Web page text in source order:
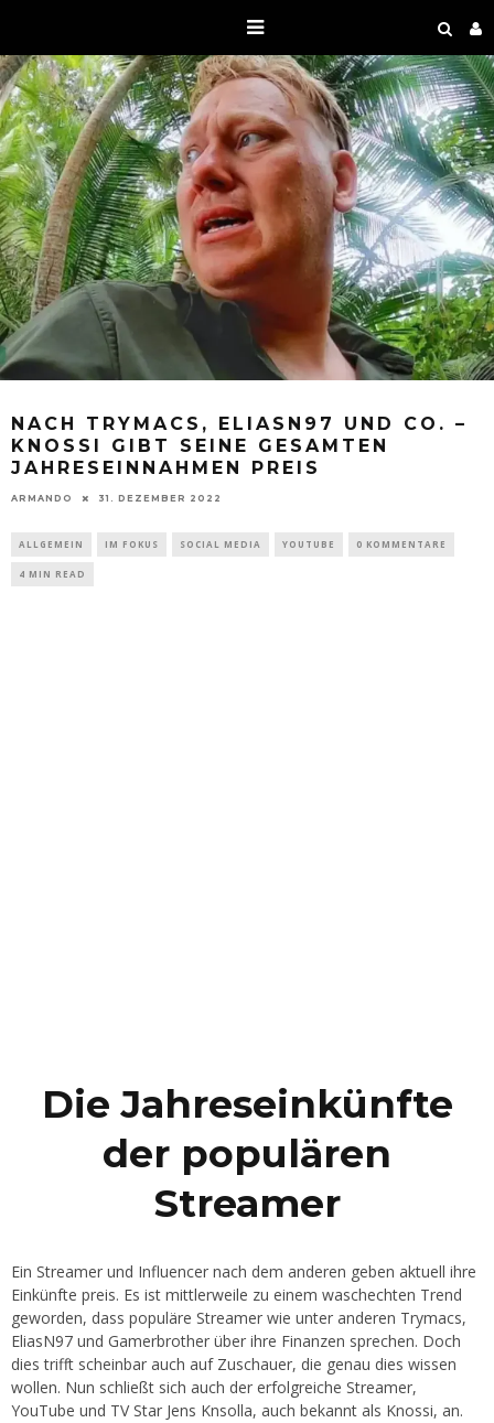
NACH TRYMACS, ELIASN97 UND CO. –
KNOSSI GIBT SEINE GESAMTEN
JAHRESEINNAHMEN PREIS
ARMANDO 31. DEZEMBER 2022
ALLGEMEIN IM FOKUS SOCIAL MEDIA YOUTUBE 0 KOMMENTARE
4 MIN READ
Die Jahreseinkünfte
der populären
Streamer
Ein Streamer und Influencer nach dem anderen geben aktuell ihre
Einkünfte preis. Es ist mittlerweile zu einem waschechten Trend
geworden, dass populäre Streamer wie unter anderen Trymacs,
EliasN97 und Gamerbrother über ihre Finanzen sprechen. Doch
dies trifft scheinbar auch auf Zuschauer, die genau dies wissen
wollen. Nun schließt sich auch der erfolgreiche Streamer,
YouTube und TV Star Jens Knsolla, auch bekannt als Knossi, an.